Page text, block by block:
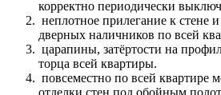
корректно периодически
неплотное прилегание к стене
дверных наличников по всей
царапины, затёртости на
торца всей квартиры.
повсеместно по всей квартире
отделки стен под обойным